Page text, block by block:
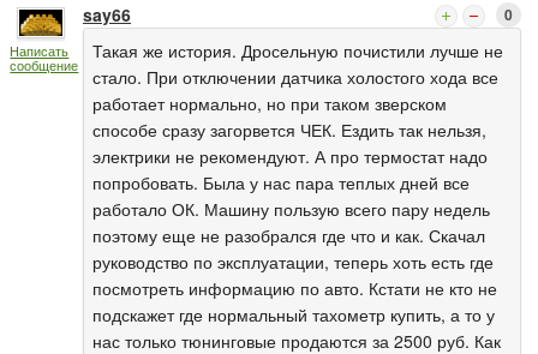
Написать
сообщение
say66 0
Такая же история. Дросельную почистили лучше не
стало. При отключении датчика холостого хода все
работает нормально, но при таком зверском
способе сразу загорвется ЧЕК. Ездить так нельзя,
электрики не рекомендуют. А про термостат надо
попробовать. Была у нас пара теплых дней все
работало ОК. Машину пользую всего пару недель
поэтому еще не разобрался где что и как. Скачал
руководство по эксплуатации, теперь хоть есть где
посмотреть информацию по авто. Кстати не кто не
подскажет где нормальный тахометр купить, а то у
нас только тюнинговые продаются за 2500 руб. Как